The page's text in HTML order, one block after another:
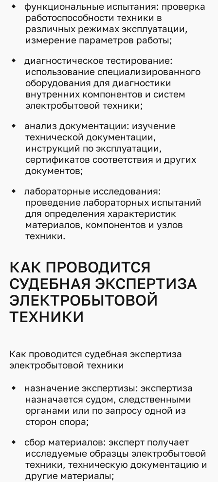
функциональные испытания: проверка
работоспособности техники в
различных режимах эксплуатации,
измерение параметров работы;
диагностическое тестирование:
использование специализированного
оборудования для диагностики
внутренних компонентов и систем
электробытовой техники;
анализ документации: изучение
технической документации,
инструкций по эксплуатации,
сертификатов соответствия и других
документов;
лабораторные исследования:
проведение лабораторных испытаний
для определения характеристик
материалов, компонентов и узлов
техники.
КАК ПРОВОДИТСЯ
СУДЕБНАЯ ЭКСПЕРТИЗА
ЭЛЕКТРОБЫТОВОЙ
ТЕХНИКИ
Как проводится судебная экспертиза
электробытовой техники
назначение экспертизы: экспертиза
назначается судом, следственными
органами или по запросу одной из
сторон спора;
сбор материалов: эксперт получает
исследуемые образцы электробытовой
техники, техническую документацию и
другие материалы;